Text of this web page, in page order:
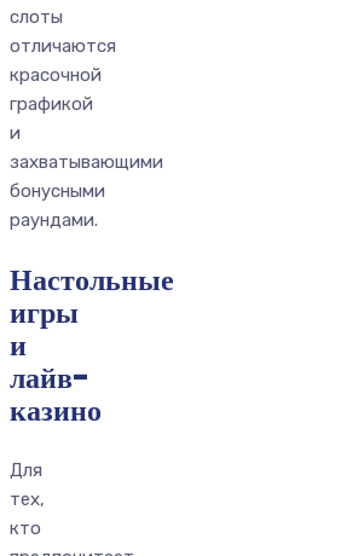
слоты
отличаются
красочной
графикой
и
захватывающими
бонусными
раундами.
Настольные
игры
и
лайв-
казино
Для
тех,
кто